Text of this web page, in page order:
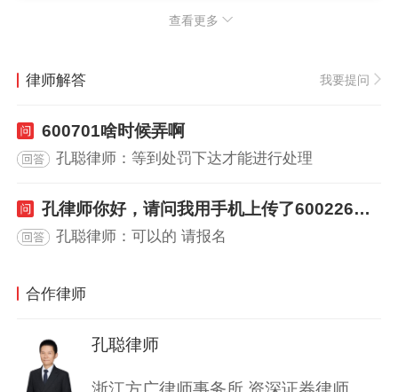
查看更多
律师解答 我要提问
600701啥时候弄啊
孔聪律师：等到处罚下达才能进行处理
孔律师你好，请问我用手机上传了600226瀚叶股份交易记录，可以登记吗？
孔聪律师：可以的 请报名
合作律师
孔聪律师